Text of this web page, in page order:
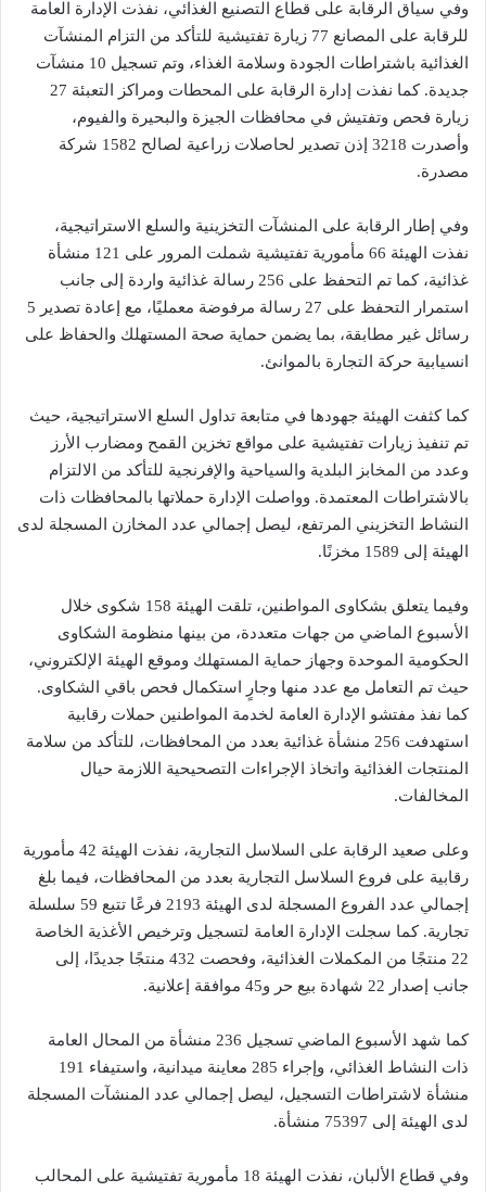
وفي سياق الرقابة على قطاع التصنيع الغذائي، نفذت الإدارة العامة
للرقابة على المصانع 77 زيارة تفتيشية للتأكد من التزام المنشآت
الغذائية باشتراطات الجودة وسلامة الغذاء، وتم تسجيل 10 منشآت
جديدة. كما نفذت إدارة الرقابة على المحطات ومراكز التعبئة 27
زيارة فحص وتفتيش في محافظات الجيزة والبحيرة والفيوم،
وأصدرت 3218 إذن تصدير لحاصلات زراعية لصالح 1582 شركة
مصدرة.
وفي إطار الرقابة على المنشآت التخزينية والسلع الاستراتيجية،
نفذت الهيئة 66 مأمورية تفتيشية شملت المرور على 121 منشأة
غذائية، كما تم التحفظ على 256 رسالة غذائية واردة إلى جانب
استمرار التحفظ على 27 رسالة مرفوضة معمليًا، مع إعادة تصدير 5
رسائل غير مطابقة، بما يضمن حماية صحة المستهلك والحفاظ على
انسيابية حركة التجارة بالموانئ.
كما كثفت الهيئة جهودها في متابعة تداول السلع الاستراتيجية، حيث
تم تنفيذ زيارات تفتيشية على مواقع تخزين القمح ومضارب الأرز
وعدد من المخابز البلدية والسياحية والإفرنجية للتأكد من الالتزام
بالاشتراطات المعتمدة. وواصلت الإدارة حملاتها بالمحافظات ذات
النشاط التخزيني المرتفع، ليصل إجمالي عدد المخازن المسجلة لدى
الهيئة إلى 1589 مخزنًا.
وفيما يتعلق بشكاوى المواطنين، تلقت الهيئة 158 شكوى خلال
الأسبوع الماضي من جهات متعددة، من بينها منظومة الشكاوى
الحكومية الموحدة وجهاز حماية المستهلك وموقع الهيئة الإلكتروني،
حيث تم التعامل مع عدد منها وجارٍ استكمال فحص باقي الشكاوى.
كما نفذ مفتشو الإدارة العامة لخدمة المواطنين حملات رقابية
استهدفت 256 منشأة غذائية بعدد من المحافظات، للتأكد من سلامة
المنتجات الغذائية واتخاذ الإجراءات التصحيحية اللازمة حيال
المخالفات.
وعلى صعيد الرقابة على السلاسل التجارية، نفذت الهيئة 42 مأمورية
رقابية على فروع السلاسل التجارية بعدد من المحافظات، فيما بلغ
إجمالي عدد الفروع المسجلة لدى الهيئة 2193 فرعًا تتبع 59 سلسلة
تجارية. كما سجلت الإدارة العامة لتسجيل وترخيص الأغذية الخاصة
22 منتجًا من المكملات الغذائية، وفحصت 432 منتجًا جديدًا، إلى
جانب إصدار 22 شهادة بيع حر و45 موافقة إعلانية.
كما شهد الأسبوع الماضي تسجيل 236 منشأة من المحال العامة
ذات النشاط الغذائي، وإجراء 285 معاينة ميدانية، واستيفاء 191
منشأة لاشتراطات التسجيل، ليصل إجمالي عدد المنشآت المسجلة
لدى الهيئة إلى 75397 منشأة.
وفي قطاع الألبان، نفذت الهيئة 18 مأمورية تفتيشية على المحالب